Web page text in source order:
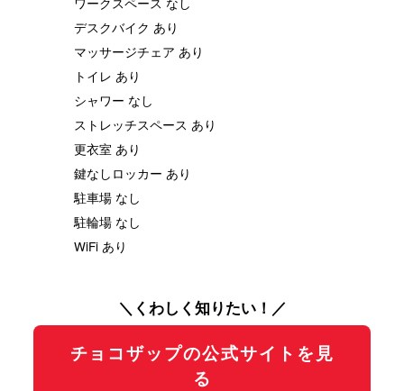
デスクバイク あり
マッサージチェア あり
トイレ あり
シャワー なし
ストレッチスペース あり
更衣室 あり
鍵なしロッカー あり
駐車場 なし
駐輪場 なし
WiFi あり
＼くわしく知りたい！／
チョコザップの公式サイトを見
る